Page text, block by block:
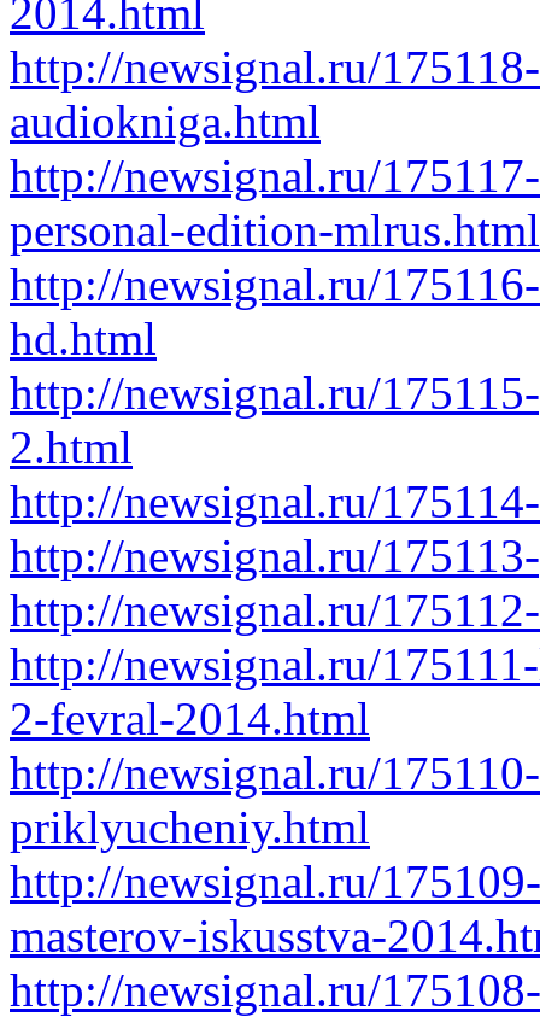
2014.html
http://newsignal.ru/
audiokniga.html
http://newsignal.ru/
personal-edition-mlrus.html
http://newsignal.ru/
hd.html
http://newsignal.ru/
2.html
http://newsignal.ru/
http://newsignal.ru/
http://newsignal.ru/
http://newsignal.ru/
2-fevral-2014.html
http://newsignal.ru/
priklyucheniy.html
http://newsignal.ru/
masterov-iskusstva-
http://newsignal.ru/